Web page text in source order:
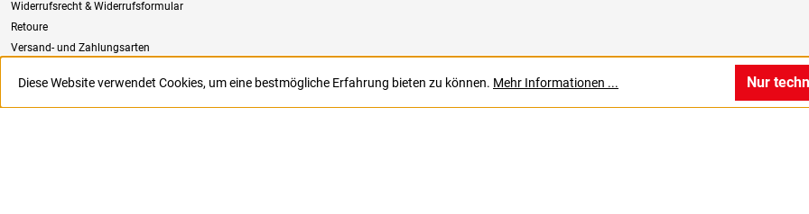
Widerrufsrecht & Widerrufsformular
Retoure
Versand- und Zahlungsarten
Diese Website verwendet Cookies, um eine bestmögliche Erfahrung bieten zu können. Mehr Informationen ... Nur